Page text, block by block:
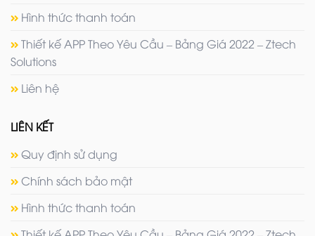
Hình thức thanh toán
Thiết kế APP Theo Yêu Cầu – Bảng Giá 2022 – Ztech
Solutions
Liên hệ
LIÊN KẾT
Quy định sử dụng
Chính sách bảo mật
Hình thức thanh toán